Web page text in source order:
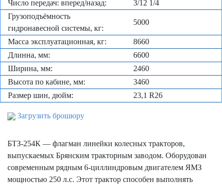
Число передач: вперед/назад:
3/12 1/4
Грузоподъёмность
гидронавесной системы, кг:
5000
Масса эксплуатационная, кг:
8660
Длинна, мм:
6600
Ширина, мм:
2460
Высота по кабине, мм:
3460
Размер шин, дюйм:
23,1 R26
Загрузить брошюру
БТЗ-254К — флагман линейки колесных тракторов,
выпускаемых Брянским тракторным заводом. Оборудован
современным рядным 6-циллиндровым двигателем ЯМЗ
мощностью 250 л.с. Этот трактор способен выполнять